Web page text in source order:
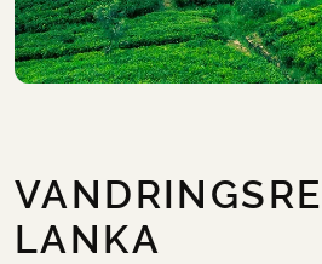
LANKA